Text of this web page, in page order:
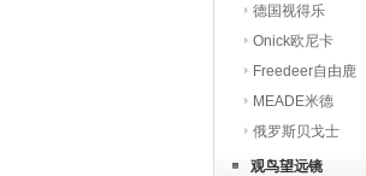
德国视得乐
Onick欧尼卡
Freedeer自由鹿
MEADE米德
俄罗斯贝戈士
观鸟望远镜